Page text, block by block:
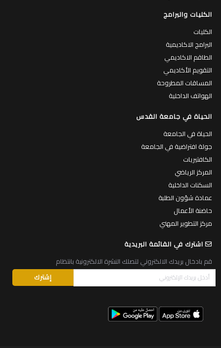
الكليات والبرامج
الكليات
البرامج الاكاديمية
الطاقم الاكاديمي
التقويم الأكاديمي
المساقات المطروحة
الهواتف الداخلية
الحياة في جامعة القدس
الحياة في الجامعة
جولة افتراضية في الجامعة
الكافتيريات
المركز الرياضي
السكنات الداخلية
عمادة شؤون الطلبة
حاضنة الأعمال
مركز التطوير المهني
اشترك في القائمة البريدية
قم بادخال بريدك الالكتروني لتصلك النشرة الالكترونية بانتظام